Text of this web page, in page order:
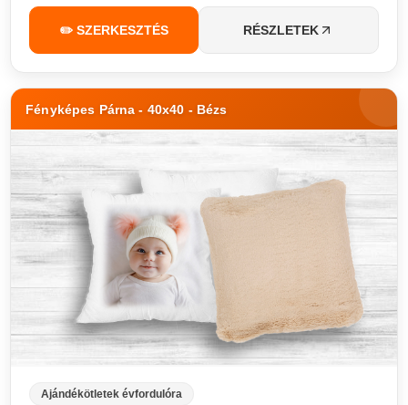
✏️ SZERKESZTÉS RÉSZLETEK
Fényképes Párna - 40x40 - Bézs
Ajándékötletek évfordulóra